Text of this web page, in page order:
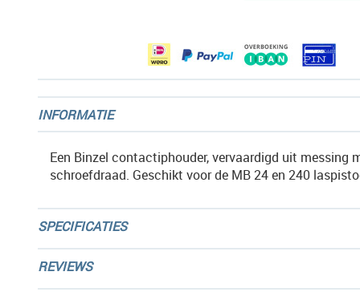
INFORMATIE
Een Binzel contactiphouder, vervaardigd uit messing
schroefdraad. Geschikt voor de MB 24 en 240
SPECIFICATIES
REVIEWS